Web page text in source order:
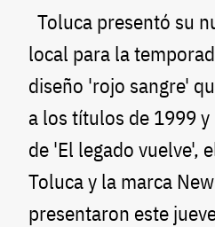
Toluca presentó su
local para la
diseño 'rojo sangre'
a los títulos de 1999
de 'El legado vuelve',
Toluca y la marca
presentaron este